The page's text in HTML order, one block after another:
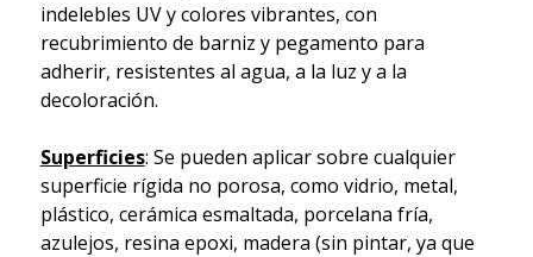
indelebles UV y colores vibrantes, con
recubrimiento de barniz y pegamento para
adherir, resistentes al agua, a la luz y a la
decoloración.
Superficies: Se pueden aplicar sobre cualquier
superficie rígida no porosa, como vidrio, metal,
plástico, cerámica esmaltada, porcelana fría,
azulejos, resina epoxi, madera (sin pintar, ya que